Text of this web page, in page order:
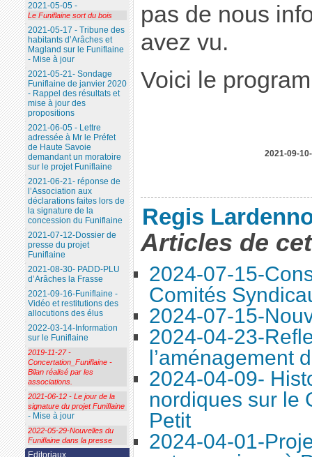
pas de nous
avez vu.
Voici le
2021-09-
Regis
Articles de
2024-07-15-
Comités
2024-07-15-
2024-04-23-
l’aménagement
2024-04-09-
nordiques sur le
Petit
2024-04-01-
2021-05-05 -
Le Funiflaine sort du bois
2021-05-17 - Tribune des
habitants d’Arâches et
Magland sur le Funiflaine
- Mise à jour
2021-05-21- Sondage
Funiflaine de janvier 2020
- Rappel des résultats et
mise à jour des
propositions
2021-06-05 - Lettre
adressée à Mr le Préfet
de Haute Savoie
demandant un moratoire
sur le projet Funiflaine
2021-06-21- réponse de
l’Association aux
déclarations faites lors de
la signature de la
concession du Funiflaine
2021-07-12-Dossier de
presse du projet
Funiflaine
2021-08-30- PADD-PLU
d’Arâches la Frasse
2021-09-16-Funiflaine -
Vidéo et restitutions des
allocutions des élus
2022-03-14-Information
sur le Funiflaine
2019-11-27 -
Concertation_Funiflaine -
Bilan réalisé par les
associations.
2021-06-12 - Le jour de la
signature du projet Funiflaine
- Mise à jour
2022-05-29-Nouvelles du
Funiflaine dans la presse